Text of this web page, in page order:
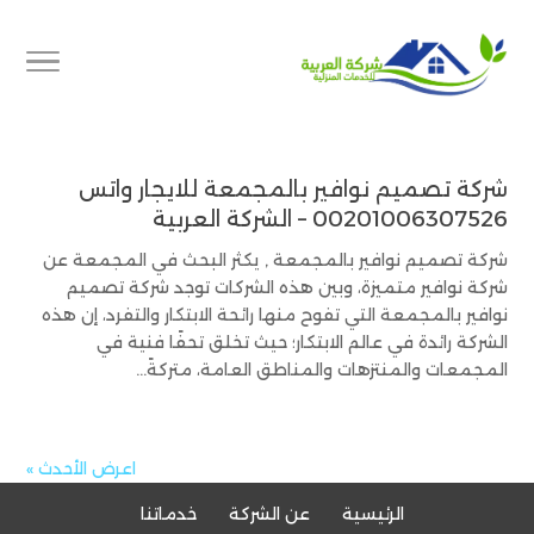
شركة تصميم نوافير بالمجمعة للايجار واتس
00201006307526 – الشركة العربية
شركة تصميم نوافير بالمجمعة , يكثر البحث في المجمعة عن
شركة نوافير متميزة، وبين هذه الشركات توجد شركة تصميم
نوافير بالمجمعة التي تفوح منها رائحة الابتكار والتفرد، إن هذه
الشركة رائدة في عالم الابتكار؛ حيث تخلق تحفًا فنية في
المجمعات والمنتزهات والمناطق العامة، متركةً...
اعرض الأحدث »
الرئيسية عن الشركة خدماتنا